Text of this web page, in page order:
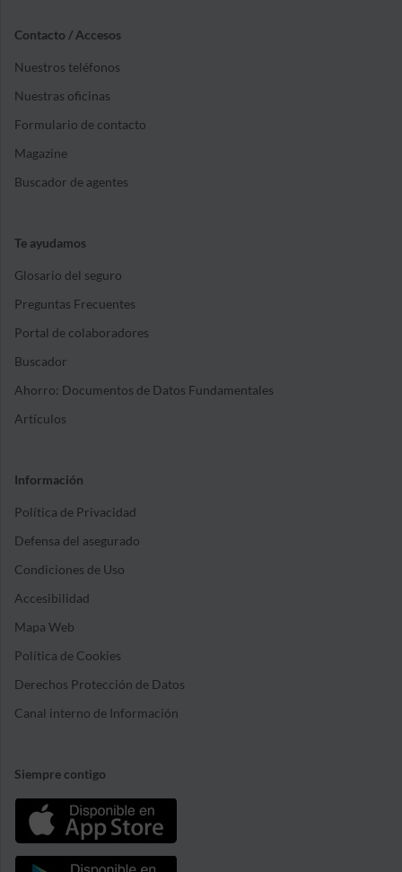
Contacto / Accesos
Nuestros teléfonos
Nuestras oficinas
Formulario de contacto
Magazine
Buscador de agentes
Te ayudamos
Glosario del seguro
Preguntas Frecuentes
Portal de colaboradores
Buscador
Ahorro: Documentos de Datos Fundamentales
Artículos
Información
Política de Privacidad
Defensa del asegurado
Condiciones de Uso
Accesibilidad
Mapa Web
Política de Cookies
Derechos Protección de Datos
Canal interno de Información
Siempre contigo